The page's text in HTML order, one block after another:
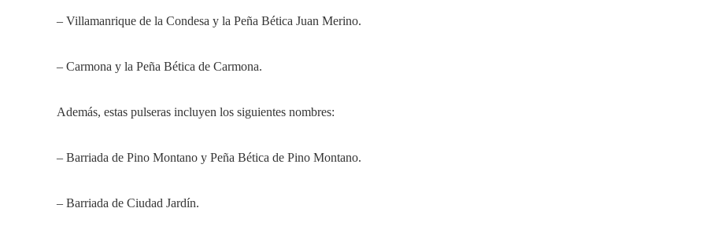
– Villamanrique de la Condesa y la Peña Bética Juan Merino.
– Carmona y la Peña Bética de Carmona.
Además, estas pulseras incluyen los siguientes nombres:
– Barriada de Pino Montano y Peña Bética de Pino Montano.
– Barriada de Ciudad Jardín.